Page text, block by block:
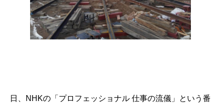
日、NHKの「プロフェッショナル 仕事の流儀」という番